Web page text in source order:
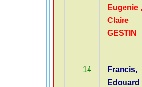
Eugenie ,
Claire
GESTIN
14
Francis,
Edouard